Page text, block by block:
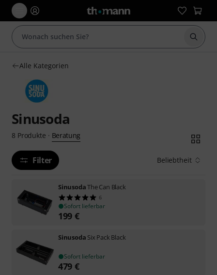
Suche
Alle Kategorien
Sinusoda
8 Produkte · Beratung
Filter Beliebtheit
SinusodaThe Can Black
6
Sofort lieferbar
199 €
Sinusoda Six Pack Black
Sofort lieferbar
479 €